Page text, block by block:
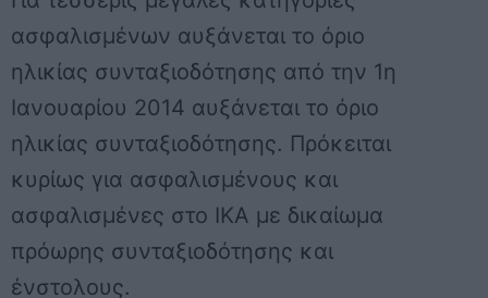
ασφαλισμένων αυξάνεται το όριο
ηλικίας συνταξιοδότησης από την 1η
Ιανουαρίου 2014 αυξάνεται το όριο
ηλικίας συνταξιοδότησης. Πρόκειται
κυρίως για ασφαλισμένους και
ασφαλισμένες στο ΙΚΑ με δικαίωμα
πρόωρης συνταξιοδότησης και
ένστολους.